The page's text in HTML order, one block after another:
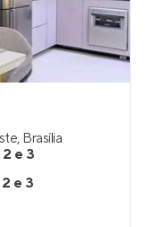
, Brasília
2 e 3
2 e 3